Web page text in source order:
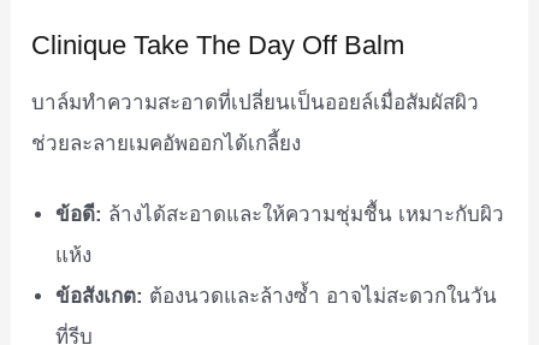
Clinique Take The Day Off Balm
บาล์มทำความสะอาดที่เปลี่ยนเป็นออยล์เมื่อสัมผัสผิว
ช่วยละลายเมคอัพออกได้เกลี้ยง
ข้อดี: ล้างได้สะอาดและให้ความชุ่มชื้น เหมาะกับผิว
แห้ง
ข้อสังเกต: ต้องนวดและล้างซ้ำ อาจไม่สะดวกในวัน
ที่รีบ